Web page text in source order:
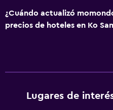
¿Cuándo actualizó
precios de hoteles en Ko
Lugares de